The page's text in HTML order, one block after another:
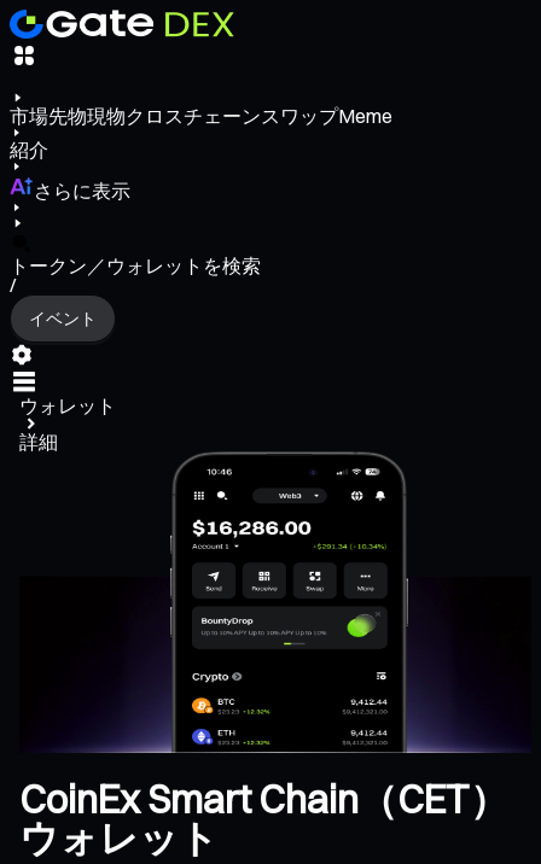
市場先物現物クロスチェーンスワップMeme
紹介
さらに表示
トークン／ウォレットを検索
/
イベント
ウォレット
詳細
CoinEx Smart Chain（CET）
ウォレット